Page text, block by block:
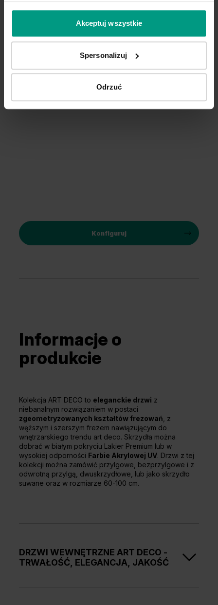
Akceptuj wszystkie
Spersonalizuj
Odrzuć
Konfiguruj produkt
AZURA
FIORO
Konfiguruj
Informacje o
produkcie
Kolekcja ART DECO to eleganckie drzwi z
niebanalnym rozwiązaniem w postaci
zgeometryzowanych kształtów frezowań , z
węższym i szerszym frezem nawiązującym do
wnętrzarskiego trendu art deco. Skrzydła można
dobrać w białym pokryciu Lakier Premium lub w
wysokiej odporności Farbie Akrylowej UV. Drzwi z tej
kolekcji można zamówić przylgowe, bezprzylgowe i z
odwrotną przylgą, dwuskrzydłowe, lub jako skrzydło
suwane oraz w rozmiarze 60-100 cm.
DRZWI WEWNĘTRZNE ART DECO -
TRWAŁOŚĆ, ELEGANCJA, JAKOŚĆ